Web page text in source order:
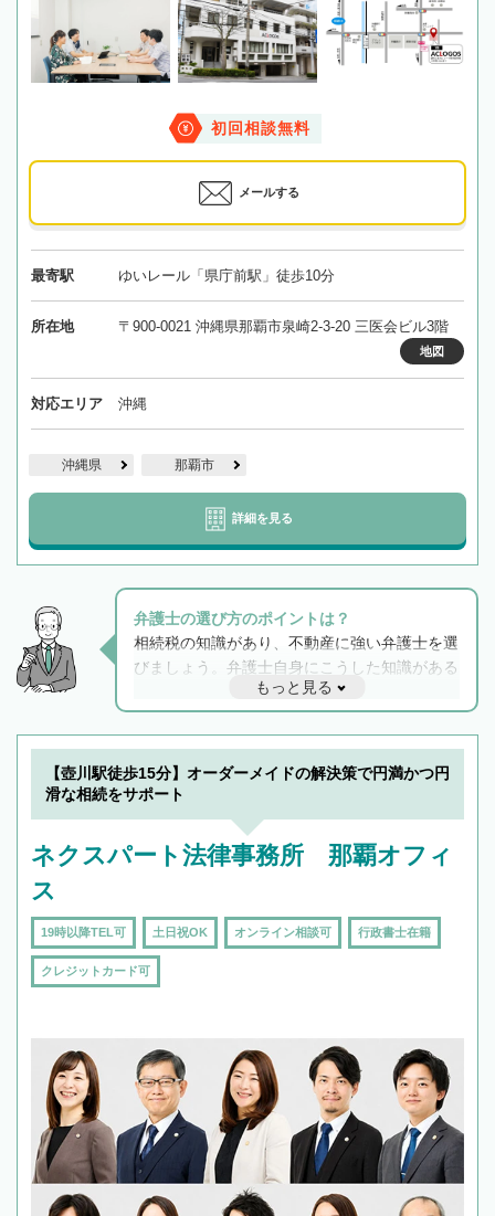
初回相談無料
メールする
最寄駅 ゆいレール「県庁前駅」徒歩10分
所在地 〒900-0021 沖縄県那覇市泉崎2-3-20 三医会ビル3階
地図
対応エリア 沖縄
沖縄県 那覇市
詳細を見る
弁護士の選び方のポイントは？
相続税の知識があり、不動産に強い弁護士を選
びましょう。弁護士自身にこうした知識がある
と他士業との連携もスムーズに進み、トラブル
解決のみならず相続をトータルで任せることが
できます。また、相続は感情がからむ分野なの
でフィーリングも重要です。実際に電話や面談
で複数の弁護士と会話をしてウマが合う方に依
もっと見る
【壺川駅徒歩15分】オーダーメイドの解決策で円満かつ円
滑な相続をサポート
ネクスパート法律事務所 那覇オフィ
ス
19時以降TEL可 土日祝OK オンライン相談可 行政書士在籍
クレジットカード可